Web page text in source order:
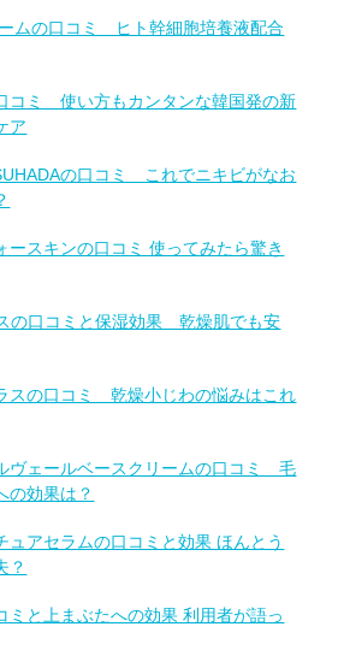
ムの口コミ ヒト幹細胞培養液配合
コミ 使い方もカンタンな韓国発の新
ア
の口コミ これでニキビがなお
ースキンの口コミ 使ってみたら驚き
の口コミと保湿効果 乾燥肌でも安
スの口コミ 乾燥小じわの悩みはこれ
ヴェールベースクリームの口コミ 毛
の効果は？
ュアセラムの口コミと効果 ほんとう
？
ミと上まぶたへの効果 利用者が語っ